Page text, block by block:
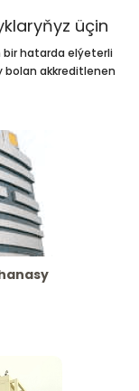
üçin
bir hatarda elýeterli
bolan akkreditlenen